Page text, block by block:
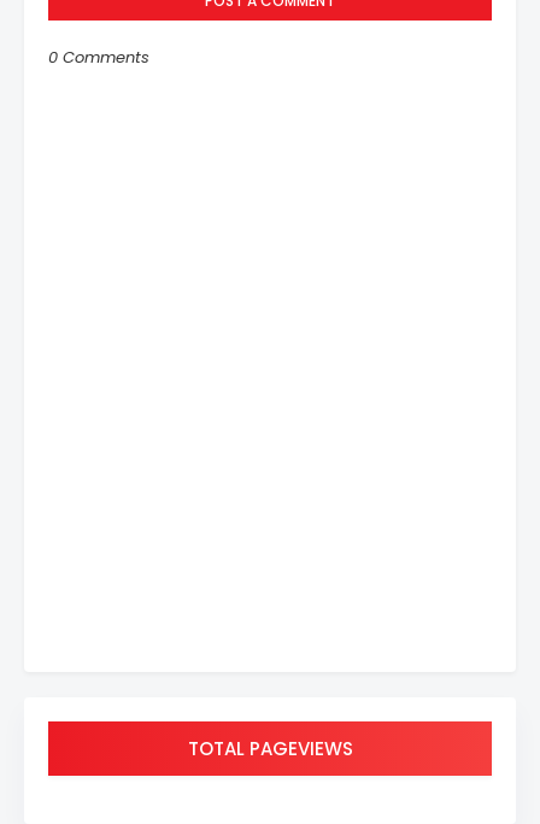
0 Comments
TOTAL PAGEVIEWS